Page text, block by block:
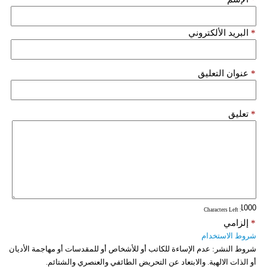
البريد الألكتروني *
عنوان التعليق *
تعليق *
: Characters Left
إلزامي *
شروط الاستخدام
شروط النشر: عدم الإساءة للكاتب أو للأشخاص أو للمقدسات أو مهاجمة الأديان
أو الذات الالهية. والابتعاد عن التحريض الطائفي والعنصري والشتائم.